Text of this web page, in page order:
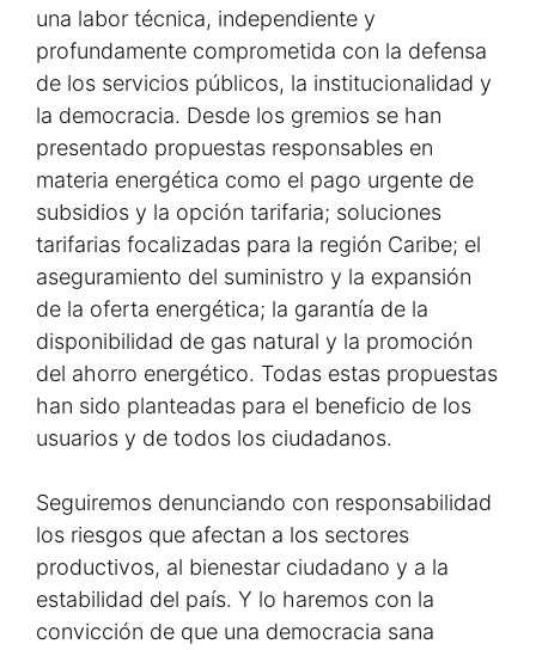
una labor técnica, independiente y
profundamente comprometida con la defensa
de los servicios públicos, la institucionalidad y
la democracia. Desde los gremios se han
presentado propuestas responsables en
materia energética como el pago urgente de
subsidios y la opción tarifaria; soluciones
tarifarias focalizadas para la región Caribe; el
aseguramiento del suministro y la expansión
de la oferta energética; la garantía de la
disponibilidad de gas natural y la promoción
del ahorro energético. Todas estas propuestas
han sido planteadas para el beneficio de los
usuarios y de todos los ciudadanos.
Seguiremos denunciando con responsabilidad
los riesgos que afectan a los sectores
productivos, al bienestar ciudadano y a la
estabilidad del país. Y lo haremos con la
convicción de que una democracia sana